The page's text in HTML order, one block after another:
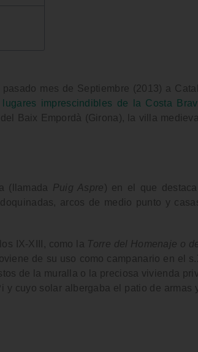
mes de Septiembre (2013) a
lugares imprescindibles de la Costa
Baix Empordà (Girona), la villa
(llamada Puig Aspre ) en el que
, arcos de medio punto y
IX-XIII, como la Torre del Homenaje o
de su uso como campanario en el
de la muralla o la preciosa vivienda
y cuyo solar albergaba el patio de armas